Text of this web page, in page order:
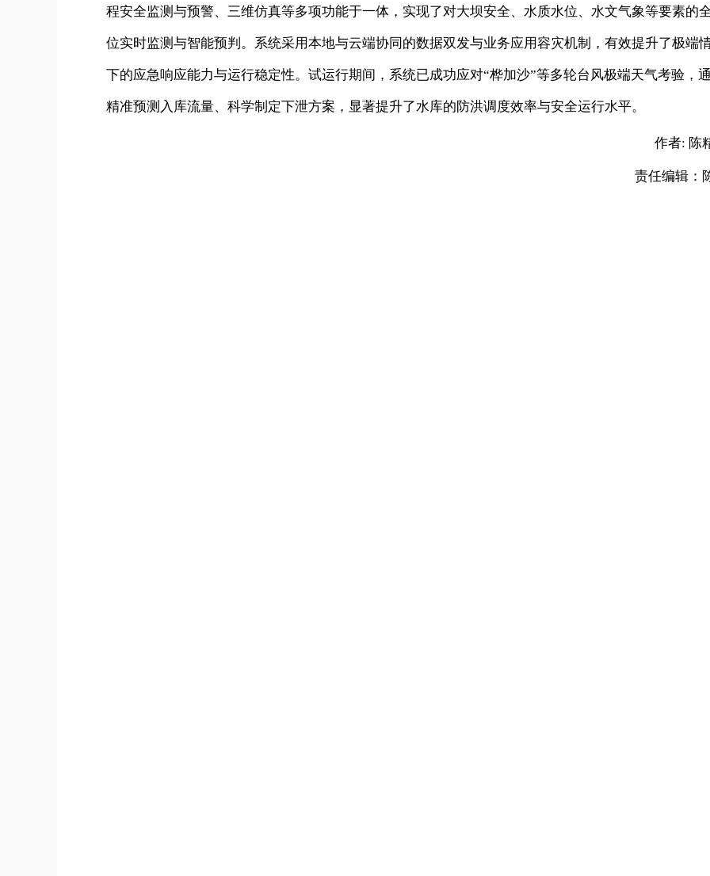
程安全监测与预警、三维仿真等多项功能于一体，实现了对大坝安全、水质水位、水文气象等要素的
位实时监测与智能预判。系统采用本地与云端协同的数据双发与业务应用容灾机制，有效提升了极端
下的应急响应能力与运行稳定性。试运行期间，系统已成功应对“桦加沙”等多轮台风极端天气考验，
精准预测入库流量、科学制定下泄方案，显著提升了水库的防洪调度效率与安全运行水平。
作者: 陈
责任编辑：